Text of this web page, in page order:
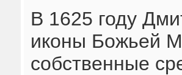
В 1625 году
иконы Божьей
собственные